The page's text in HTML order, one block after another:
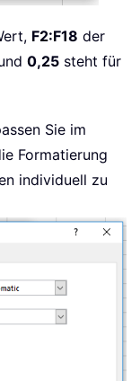
F2:F18 der
0,25 steht für
Sie im
Formatierung
individuell zu